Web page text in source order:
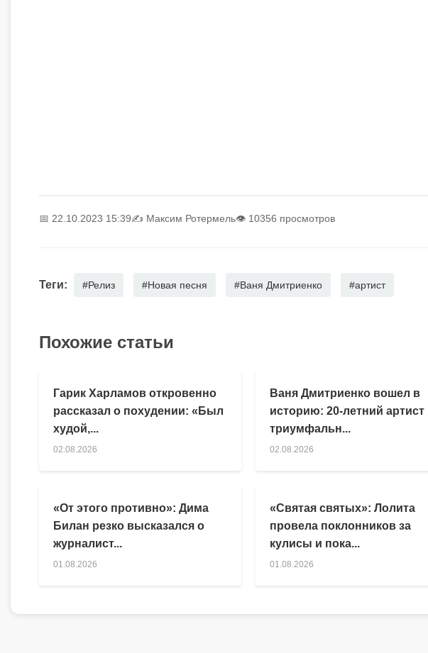
📅 22.10.2023 15:39✍️ Максим Ротермель👁 10356 просмотров
Теги: #Релиз #Новая песня #Ваня Дмитриенко #артист
Похожие статьи
Гарик Харламов откровенно
рассказал о похудении: «Был
худой,...
02.08.2026
Ваня Дмитриенко вошел в
историю: 20-летний артист
триумфальн...
02.08.2026
«От этого противно»: Дима
Билан резко высказался о
журналист...
01.08.2026
«Святая святых»: Лолита
провела поклонников за
кулисы и пока...
01.08.2026